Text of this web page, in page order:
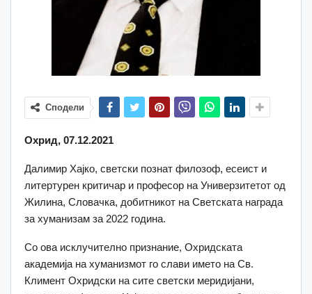
Сподели
Охрид, 07.12.2021
Далимир Хајко, светски познат филозоф, есеист и
литертурен критичар и професор на Универзитетот од
Жилина, Словачка, добитникот на Светската награда
за хуманизам за 2022 година.
Со ова исклучително признание, Охридската
академија на хуманизмот го слави името на Св.
Климент Охридски на сите светски меридијани,